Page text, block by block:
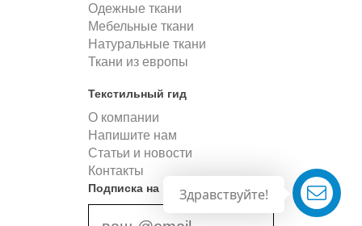
Здравствуйте!
Одежные ткани
Мебельные ткани
Натуральные ткани
Ткани из европы
Текстильный гид
О компании
Напишите нам
Статьи и новости
Контакты
Подписка на новости